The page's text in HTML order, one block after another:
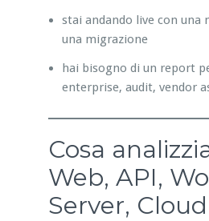
stai andando live con una
una migrazione
hai bisogno di un report
enterprise, audit, vendor
Cosa
Web, API,
Server, Cloud